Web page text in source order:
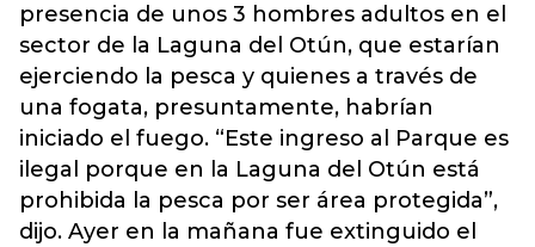
presencia de unos 3 hombres adultos en el
sector de la Laguna del Otún, que estarían
ejerciendo la pesca y quienes a través de
una fogata, presuntamente, habrían
iniciado el fuego. “Este ingreso al Parque es
ilegal porque en la Laguna del Otún está
prohibida la pesca por ser área protegida”,
dijo. Ayer en la mañana fue extinguido el